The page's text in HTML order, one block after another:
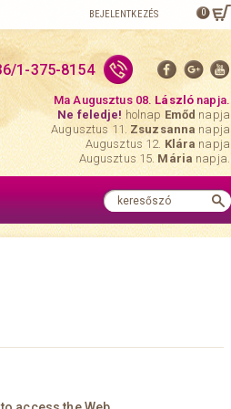
BEJELENTKEZÉS 0
1-375-8154
Ma Augusztus 08.László napja.
Ne feledje! holnapEmődnapja
Augusztus 11. Zsuzsannanapja
Augusztus 12.Kláranapja
Augusztus 15.Mária napja.